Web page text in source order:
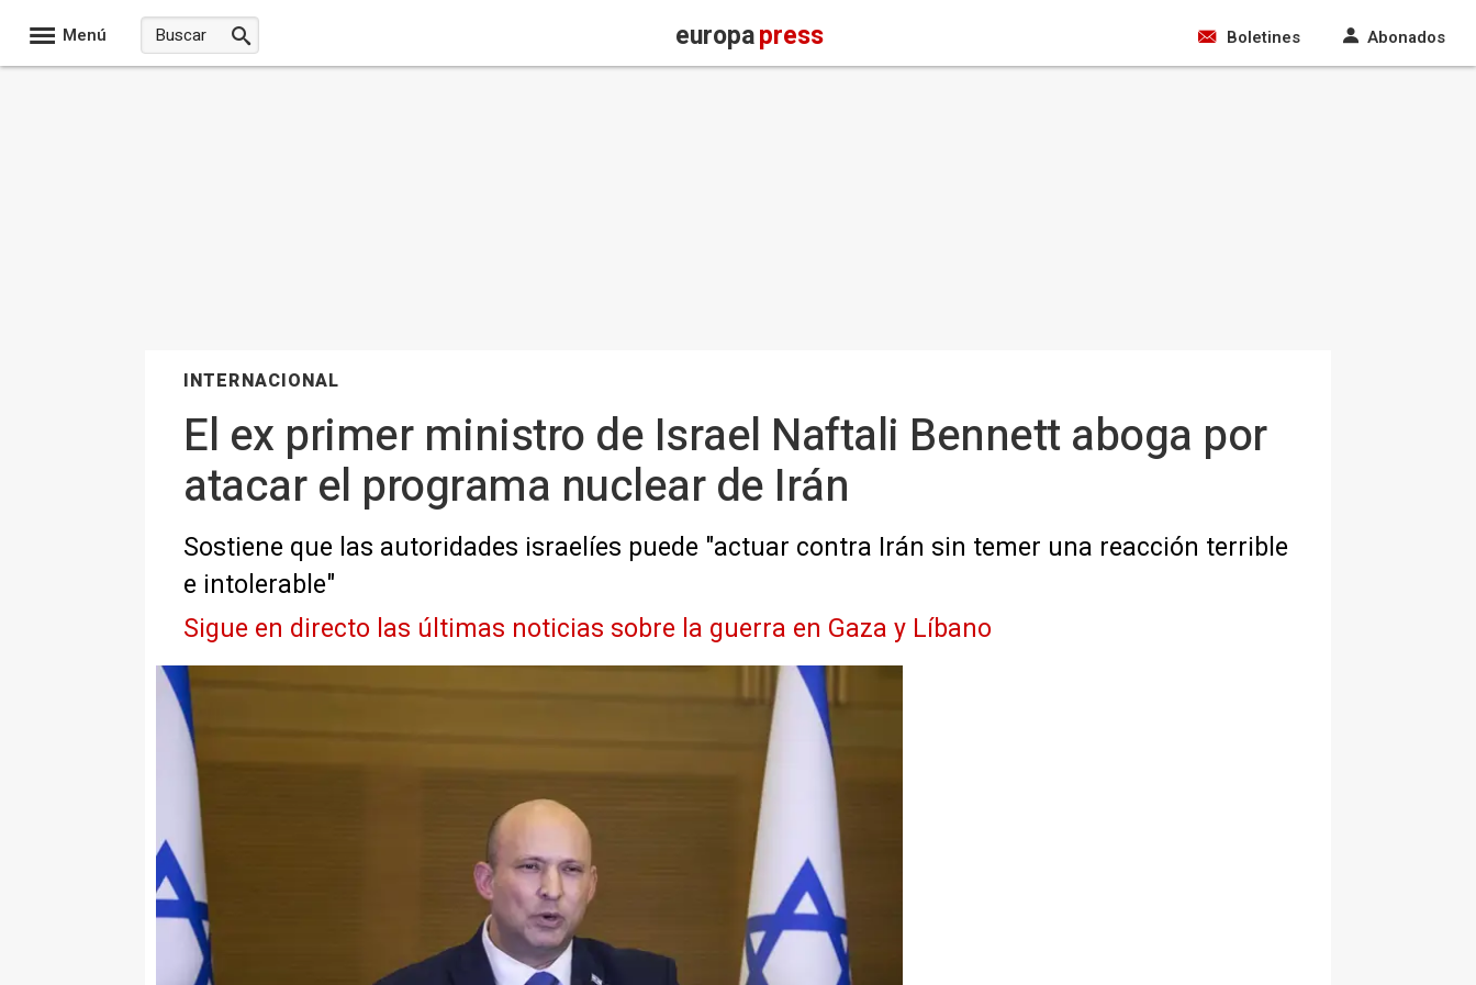
Menú europapress Boletines Abonados
INTERNACIONAL
El ex primer ministro de Israel Naftali Bennett aboga por
atacar el programa nuclear de Irán
Sostiene que las autoridades israelíes puede "actuar contra Irán sin temer una reacción terrible
e intolerable"
Sigue en directo las últimas noticias sobre la guerra en Gaza y Líbano